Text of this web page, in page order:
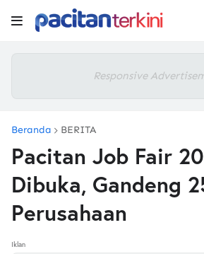
Responsive
Beranda BERITA
Pacitan Job Fair
Dibuka, Gandeng
Perusahaan
Iklan